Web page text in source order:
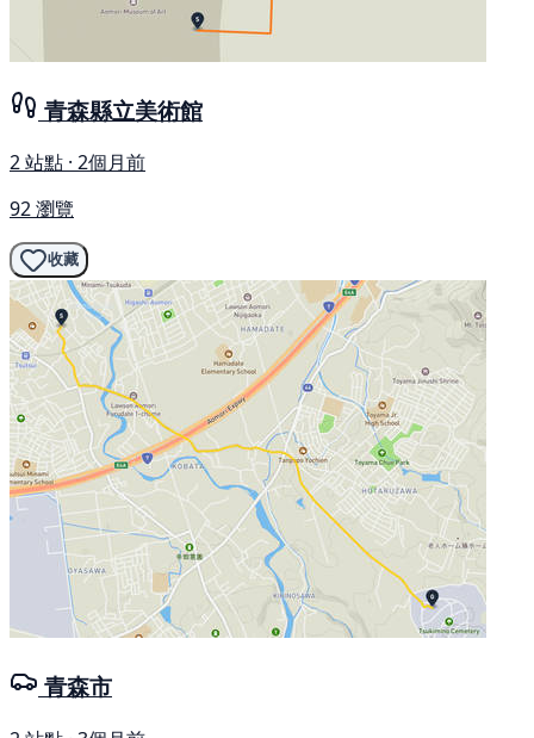
青森縣立美術館
2 站點 · 2個月前
92 瀏覽
收藏
青森市